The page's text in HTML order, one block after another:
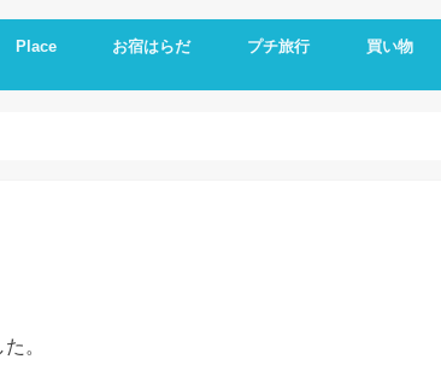
作る
Place
崎戸
佐世保
長崎
大連
久留米
福岡
お宿はらだ
修学旅行
体験民宿夕ご飯
体験民宿朝食
プチ旅行
Hotel
朝食
ランチ
夕食
買い物
海外通販
。